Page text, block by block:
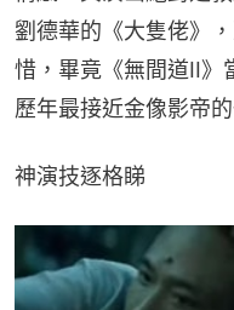
劉德華的《大隻佬》
惜，畢竟《無間道II》
歷年最接近金像影帝的
神演技逐格睇